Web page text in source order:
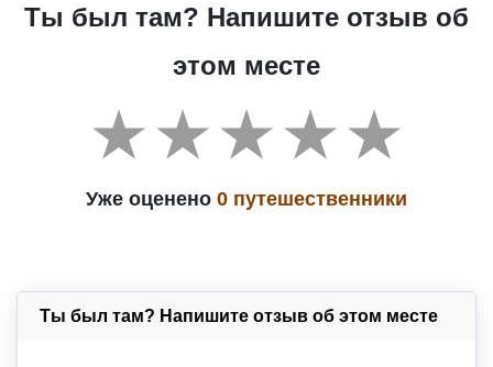
Ты был там? Напишите отзыв об
этом месте
Уже оценено 0 путешественники
Ты был там? Напишите отзыв об этом месте